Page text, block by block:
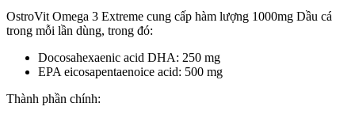
OstroVit Omega 3 Extreme cung cấp hàm lượng 1000mg Dầu cá
trong mỗi lần dùng, trong đó:
Docosahexaenic acid DHA: 250 mg
EPA eicosapentaenoice acid: 500 mg
Thành phần chính: